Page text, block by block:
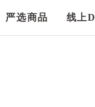
严选商品 线上